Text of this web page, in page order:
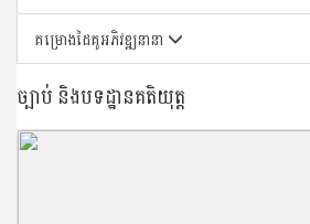
គម្រោងដៃគូអភិវឌ្ឍនានា
ច្បាប់ និងបទដ្ឋានគតិយុត្ត